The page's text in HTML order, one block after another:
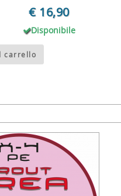
€ 16,90
Disponibile
carrello